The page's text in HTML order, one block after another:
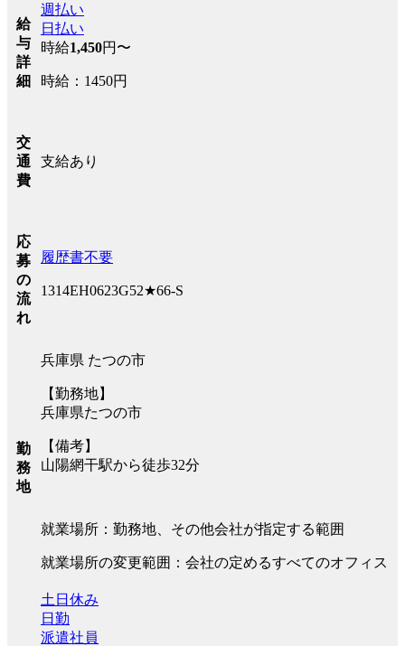
給
与
詳
細
週払い
日払い
時給1,450円〜
時給：1450円
交
通
費
支給あり
応
募
の
流
れ
履歴書不要
1314EH0623G52★66-S
勤
務
地
兵庫県 たつの市
【勤務地】
兵庫県たつの市
【備考】
山陽網干駅から徒歩32分
就業場所：勤務地、その他会社が指定する範囲
就業場所の変更範囲：会社の定めるすべてのオフィス
土日休み
日勤
派遣社員